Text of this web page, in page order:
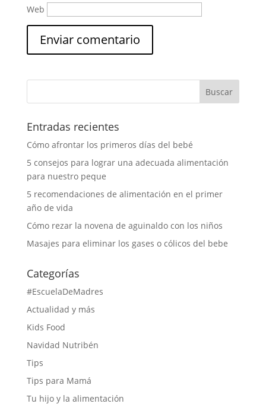
Web
Entradas recientes
Cómo afrontar los primeros días del bebé
5 consejos para lograr una adecuada alimentación
para nuestro peque
5 recomendaciones de alimentación en el primer
año de vida
Cómo rezar la novena de aguinaldo con los niños
Masajes para eliminar los gases o cólicos del bebe
Categorías
#EscuelaDeMadres
Actualidad y más
Kids Food
Navidad Nutribén
Tips
Tips para Mamá
Tu hijo y la alimentación